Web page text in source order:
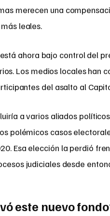
merecen una
leales.
ahora bajo control del
Los medios locales han
del asalto al
a varios aliados
polémicos casos
Esa elección la perdió
judiciales desde
este nuevo